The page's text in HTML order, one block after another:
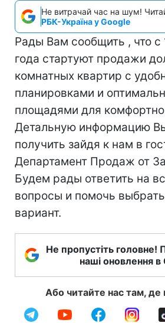
Не витрачай час на шум!
РБК-Україна у Google
Рады Вам сообщить , что с
года стартуют продажи
комнатных квартир с
планировками и
площадями для
Детальную информацию
получить зайдя к нам в
Департамент Продаж от
Будем рады ответить на
вопросы и помочь
вариант.
Не пропустіть головне!
наші оновлення в
Або читайте нас там, де